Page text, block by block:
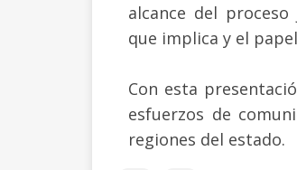
alcance del
que implica y el
Con esta
esfuerzos de
regiones del estado.